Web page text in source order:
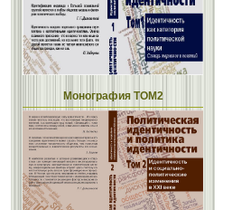
Монография ТОМ2